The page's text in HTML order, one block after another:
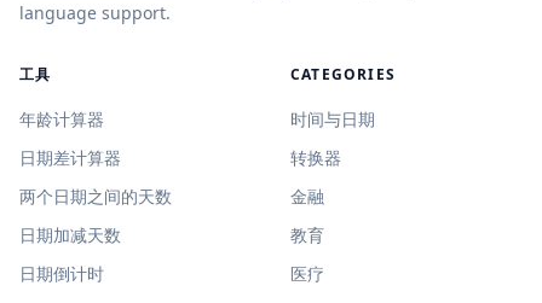
language support.
工具
年龄计算器
日期差计算器
两个日期之间的天数
日期加减天数
日期倒计时
CATEGORIES
时间与日期
转换器
金融
教育
医疗